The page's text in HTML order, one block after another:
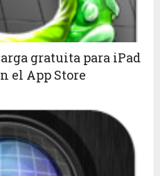
gratuita para iPad
el App Store